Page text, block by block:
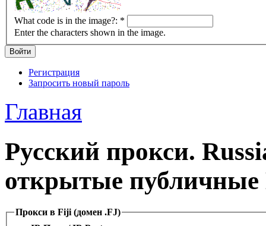
What code is in the image?: *
Enter the characters shown in the image.
Регистрация
Запросить новый пароль
Главная
Русский прокси.
открытые публичные
Прокси в Fiji (домен .FJ)